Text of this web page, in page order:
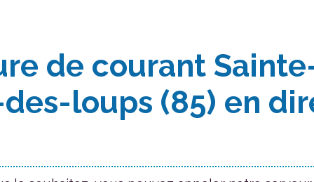
de courant
loups (85) en